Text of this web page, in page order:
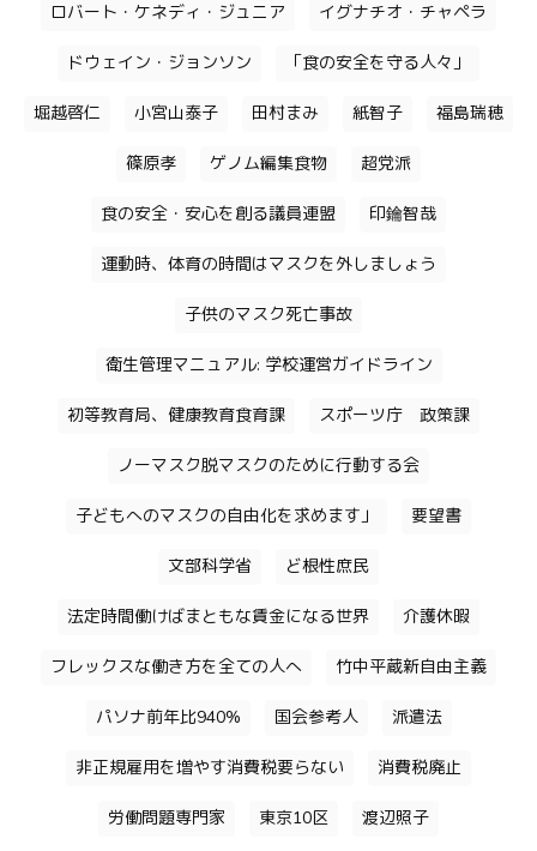
ロバート・ケネディ・ジュニア イグナチオ・チャペラ
ドウェイン・ジョンソン 「食の安全を守る人々」
堀越啓仁 小宮山泰子 田村まみ 紙智子 福島瑞穂
篠原孝 ゲノム編集食物 超党派
食の安全・安心を創る議員連盟 印鑰智哉
運動時、体育の時間はマスクを外しましょう
子供のマスク死亡事故
衛生管理マニュアル: 学校運営ガイドライン
初等教育局、健康教育食育課 スポーツ庁 政策課
ノーマスク脱マスクのために行動する会
子どもへのマスクの自由化を求めます」 要望書
文部科学省 ど根性庶民
法定時間働けばまともな賃金になる世界 介護休暇
フレックスな働き方を全ての人へ 竹中平蔵新自由主義
パソナ前年比940% 国会参考人 派遣法
非正規雇用を増やす消費税要らない 消費税廃止
労働問題専門家 東京10区 渡辺照子